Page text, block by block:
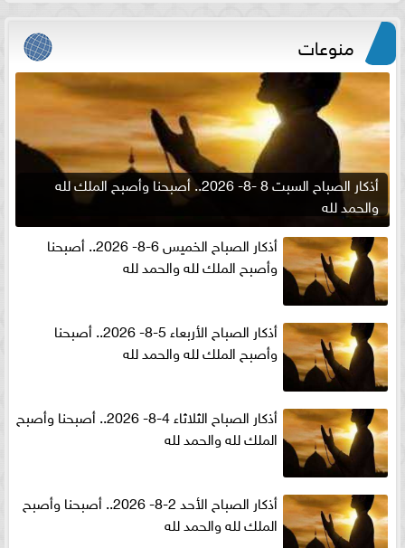
منوعات
أذكار الصباح السبت 8 -8- 2026.. أصبحنا وأصبح الملك لله
والحمد لله
أذكار الصباح الخميس 6-8- 2026.. أصبحنا
وأصبح الملك لله والحمد لله
أذكار الصباح الأربعاء 5-8- 2026.. أصبحنا
وأصبح الملك لله والحمد لله
أذكار الصباح الثلاثاء 4-8- 2026.. أصبحنا وأصبح
الملك لله والحمد لله
أذكار الصباح الأحد 2-8- 2026.. أصبحنا وأصبح
الملك لله والحمد لله